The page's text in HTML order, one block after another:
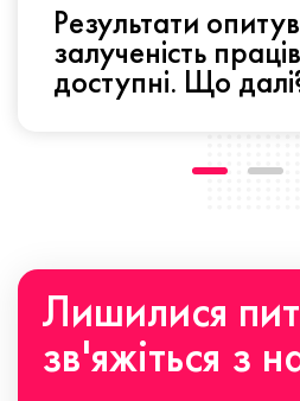
Результати
залученість
доступні. Що
Лишилися
зв'яжіться з